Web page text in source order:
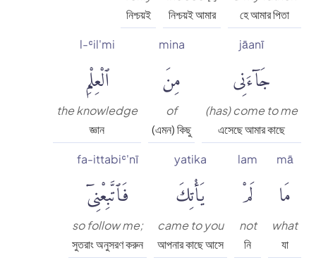
হে আমার পিতা
নিশ্চয়ই আমার
নিশ্চয়ই
jāanī
جَآءَنِى
(has) come to me
এসেছে আমার কাছে
mina
مِنَ
of
(এমন) কিছু
l-ʿil'mi
ٱلْعِلْمِ
the knowledge
জ্ঞান
mā
مَا
what
যা
lam
لَمْ
not
নি
yatika
يَأْتِكَ
came to you
আপনার কাছে আসে
fa-ittabiʿ'nī
فَٱتَّبِعْنِىٓ
so follow me;
সুতরাং অনুসরণ করুন